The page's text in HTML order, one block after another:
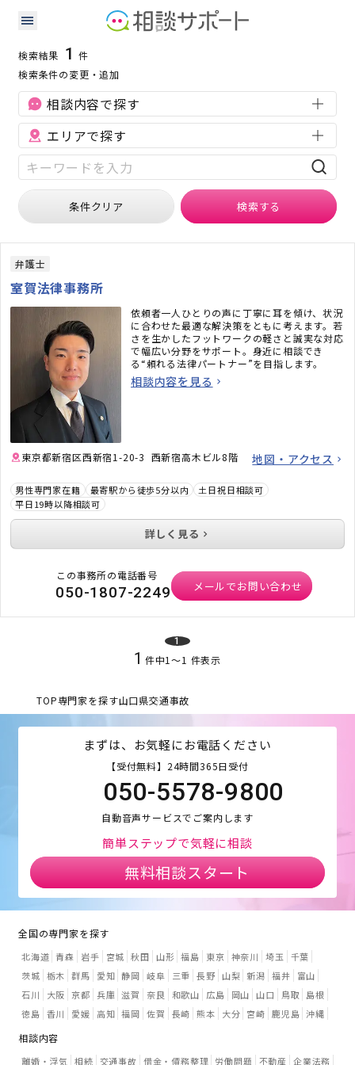
山口県の交通事故に強い専門家の検索結果
交通事故
検索結果 1 件
検索条件の変更・追加
相談内容で探す
エリアで探す
条件クリア 検索する
弁護士
室賀法律事務所
依頼者一人ひとりの声に丁寧に耳を傾け、状況
に合わせた最適な解決策をともに考えます。若
さを生かしたフットワークの軽さと誠実な対応
で幅広い分野をサポート。身近に相談でき
る“頼れる法律パートナー”を目指します。
相談内容を見る
東京都新宿区西新宿1-20-3 西新宿高木ビル8階 地図・アクセス
男性専門家在籍 最寄駅から徒歩5分以内
土日祝日相談可
平日19時以降相談可
詳しく見る
この事務所の電話番号
050-1807-2249 メールでお問い合わせ
1
1 件中1〜1 件表示
TOP専門家を探す山口県交通事故
まずは、お気軽にお電話ください
【受付無料】24時間365日受付
050-5578-9800
自動音声サービスでご案内します
簡単ステップで気軽に相談
無料相談スタート
全国の専門家を探す
北海道 青森 岩手 宮城 秋田 山形 福島 東京 神奈川 埼玉
千葉
茨城 栃木 群馬 愛知 静岡 岐阜 三重 長野 山梨 新潟 福井
富山
石川
大阪 京都 兵庫 滋賀 奈良 和歌山 広島 岡山 山口 鳥取
島根
徳島 香川 愛媛 高知 福岡 佐賀 長崎 熊本 大分 宮崎 鹿児島 沖縄
相談内容
離婚・浮気 相続 交通事故 借金・債務整理 労働問題 不動産 企業法務